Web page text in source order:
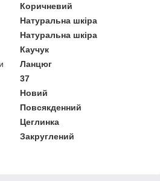
Коричневий
Натуральна шкіра
Натуральна шкіра
Каучук
Ланцюг
37
Новий
Повсякденний
Цеглинка
Закруглений